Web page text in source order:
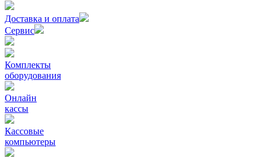
Доставка и оплата
Сервис
Комплекты
оборудования
Онлайн
кассы
Кассовые
компьютеры